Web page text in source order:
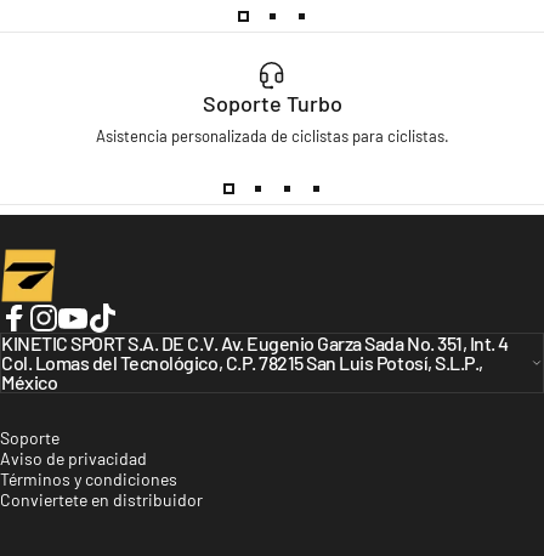
Soporte Turbo
Asistencia personalizada de ciclistas para ciclistas.
Turbo Bicycles
Facebook
Instagram
YouTube
TikTok
Soporte
Aviso de privacidad
Términos y condiciones
Conviertete en distribuidor
KINETIC SPORT S.A. DE C.V. Av. Eugenio Garza Sada No. 351, Int. 4
Col. Lomas del Tecnológico, C.P. 78215 San Luis Potosí, S.L.P.,
México